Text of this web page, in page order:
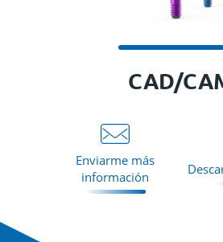
CAD/
Enviarme más
información